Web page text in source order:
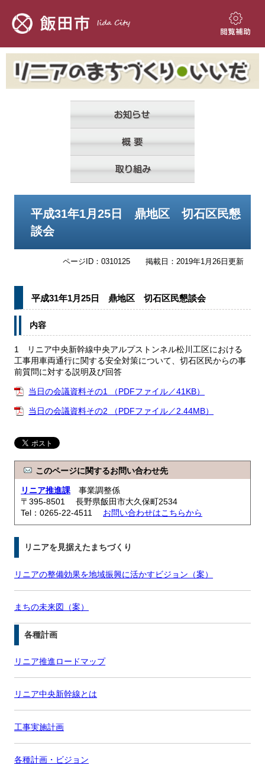
先
を
閲
助
平成31年1月25日 鼎地区 切石区民懇
談会
ページID：0310125 掲載日：2019年1月26日更新
平成31年1月25日 鼎地区 切石区民懇談会
内容
1 リニア中央新幹線中央アルプストンネル松川工区における
工事用車両通行に関する安全対策について、切石区民からの事
前質問に対する説明及び回答
当日の会議資料その1 （PDFファイル／41KB）
当日の会議資料その2 （PDFファイル／2.44MB）
このページに関するお問い合わせ先
リニア推進課 事業調整係
〒395-8501 長野県飯田市大久保町2534
Tel：0265-22-4511 お問い合わせはこちらから
リニアを見据えたまちづくり
リニアの整備効果を地域振興に活かすビジョン（案）
まちの未来図（案）
各種計画
リニア推進ロードマップ
リニア中央新幹線とは
工事実施計画
各種計画・ビジョン